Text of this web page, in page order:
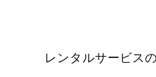
レンタルサービス